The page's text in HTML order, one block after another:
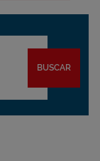
BUSCAR